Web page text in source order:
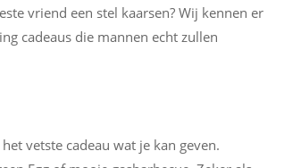
vriend een stel kaarsen? Wij kennen er
cadeaus die mannen echt zullen
vetste cadeau wat je kan geven.